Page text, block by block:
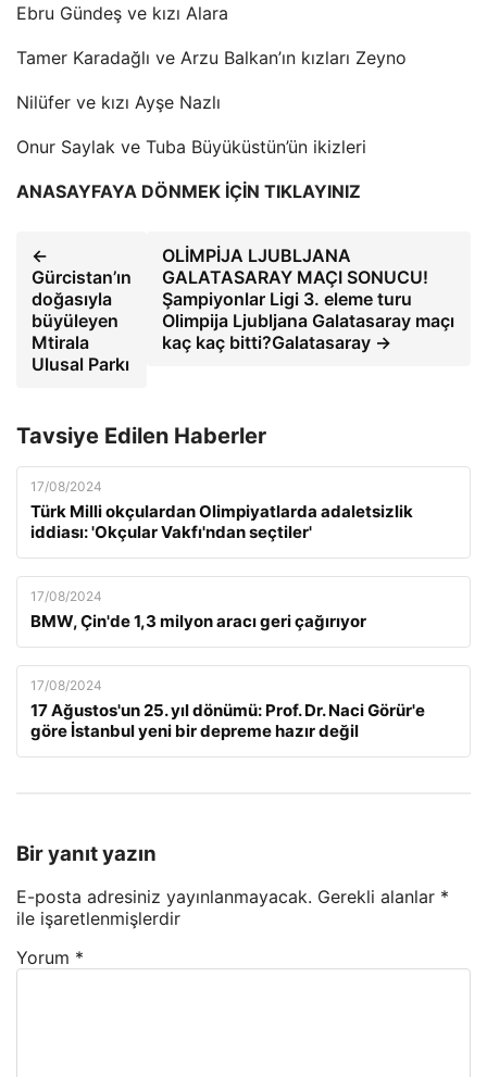
Ebru Gündeş ve kızı Alara
Tamer Karadağlı ve Arzu Balkan’ın kızları Zeyno
Nilüfer ve kızı Ayşe Nazlı
Onur Saylak ve Tuba Büyüküstün’ün ikizleri
ANASAYFAYA DÖNMEK İÇİN TIKLAYINIZ
←
Gürcistan’ın
doğasıyla
büyüleyen
Mtirala
Ulusal Parkı
OLİMPİJA LJUBLJANA
GALATASARAY MAÇI SONUCU!
Şampiyonlar Ligi 3. eleme turu
Olimpija Ljubljana Galatasaray maçı
kaç kaç bitti?Galatasaray →
Tavsiye Edilen Haberler
17/08/2024
Türk Milli okçulardan Olimpiyatlarda adaletsizlik
iddiası: 'Okçular Vakfı'ndan seçtiler'
17/08/2024
BMW, Çin'de 1,3 milyon aracı geri çağırıyor
17/08/2024
17 Ağustos'un 25. yıl dönümü: Prof. Dr. Naci Görür'e
göre İstanbul yeni bir depreme hazır değil
Bir yanıt yazın
E-posta adresiniz yayınlanmayacak. Gerekli alanlar *
ile işaretlenmişlerdir
Yorum *